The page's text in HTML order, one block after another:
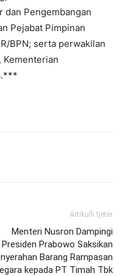
dan Pengembangan
Pejabat Pimpinan
BPN; serta perwakilan
Kementerian
Artikulli tjetër
Menteri Nusron Dampingi
Presiden Prabowo Saksikan
Barang Rampasan
kepada PT Timah Tbk